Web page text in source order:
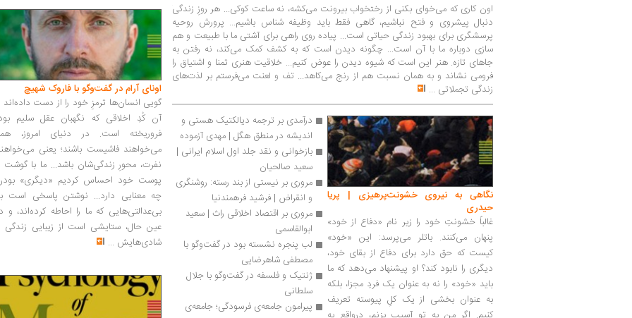
اون کاری که می‌خوای بکنی از رختخواب بیرونت می‌کشه، نه ساعت کوکی... هر روزِ زندگی
دنبال پیشروی و فتح نباشیم، گاهی فقط باید وظیفه شناس باشیم... پرورش روحیه
پرسشگری برای بهبود زندگی حیاتی است... پیاده روی راهی برای آشتی ما با طبیعت و هم
سازی دوباره ما با آن است... چگونه دیدن است که به کشف کمک می‌کند، نه رفتن به
جا‌های تازه. هنر این است که شیوه دیدن را عوض کنیم... خلاقیت هنری تمنا و اشتیاق را
فرومی نشاند و به همان نسبت هم از رنج می‌کاهد... تف و لعنت می‌فرستم بر لذت‌های
زندگی تجملاتی ...
کارنامه فکری هایدگر با حمایت از جنبش
«عضو معتبر حزب نازی» بود و بر پایه
«میان آموزه‌های فلسفی‌اش و انقلاب ملی
داشته است.»... هایدگر نازیسم را امکانی
برخی از انسان‌ها ـ اسکیموها، هندی‌ها و
اروپا قرار داد...
نگاهی به نیروی خشونت‌پرهیزی | پریا
حیدری
غالباً خشونتِ خود را زیر نام «دفاع از خود»
پنهان می‌کنند. باتلر می‌پرسد: این «خود»
کیست که حق دارد برای دفاع از بقای خود،
دیگری را نابود کند؟ او پیشنهاد می‌دهد که ما
باید «خود» را نه به عنوان یک فردِ مجزا، بلکه
به عنوان بخشی از یک کلِ پیوسته تعریف
اندیشه در منطق هگل | مهدی آزموده
سعید صالحیان
و انقراض | فرشید فرهمندنیا
ابوالقاسمی
مصطفی شاهرضایی
سلطانی
اونای آرام در گفت‌وگو با فاروک شهیچ‭
گویی انسان‌ها ترمزِ خود را از دست داده‌اند
آن کُدِ اخلاقی که نگهبان عقل سلیم
فروریخته است. در دنیای امروز،
می‌خواهند فاشیست باشند؛ یعنی
نفرت، محورِ زندگی‌شان باشد... ما با گوشت
پوست خود احساس کردیم «دیگری»
چه معنایی دارد... نوشتن پاسخی است
بی‌عدالتی‌هایی که ما را احاطه کرده‌اند، و
عین حال، ستایشی است از زیبایی زندگی
شادی‌هایش ...